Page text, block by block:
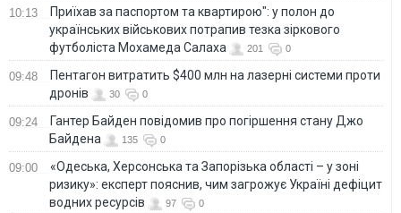
10:13
Приїхав за паспортом та квартирою": у полон до
українських військових потрапив тезка зіркового
футболіста Мохамеда Салаха
201 0
09:48
Пентагон витратить $400 млн на лазерні системи проти
дронів
30 0
09:24
Гантер Байден повідомив про погіршення стану Джо
Байдена
135 0
09:00
«Одеська, Херсонська та Запорізька області – у зоні
ризику»: експерт пояснив, чим загрожує Україні дефіцит
водних ресурсів
97 0